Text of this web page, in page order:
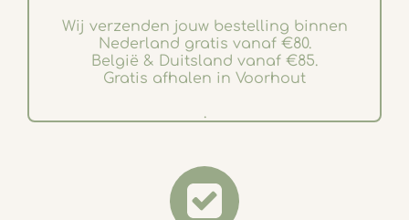
Wij verzenden jouw bestelling binnen
Nederland gratis vanaf €80.
België & Duitsland vanaf €85.
Gratis afhalen in Voorhout
.